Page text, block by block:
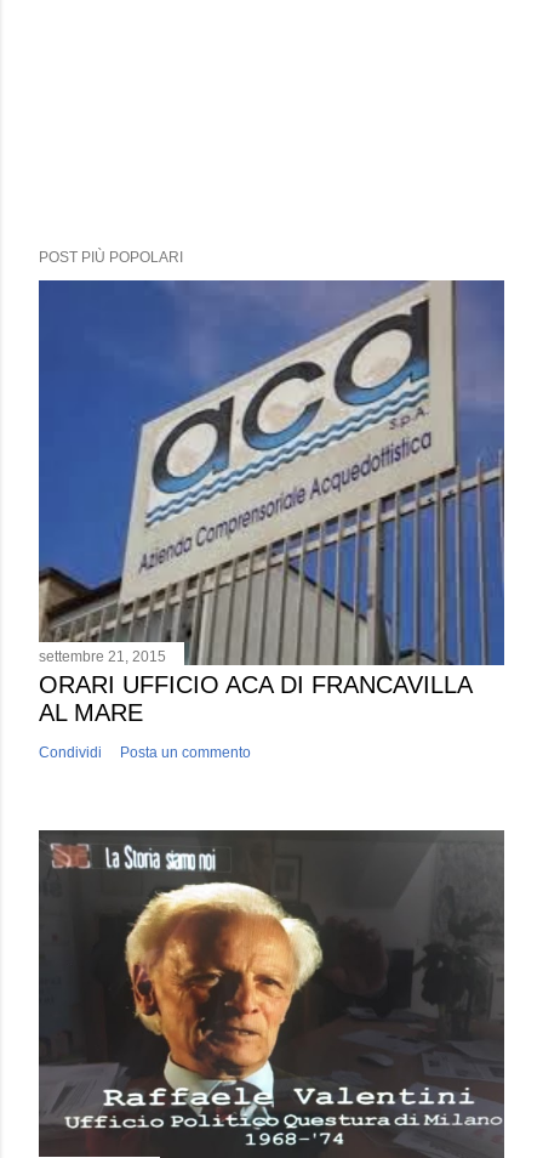
POST PIÙ POPOLARI
settembre 21, 2015
ORARI UFFICIO ACA DI FRANCAVILLA
AL MARE
Condividi Posta un commento